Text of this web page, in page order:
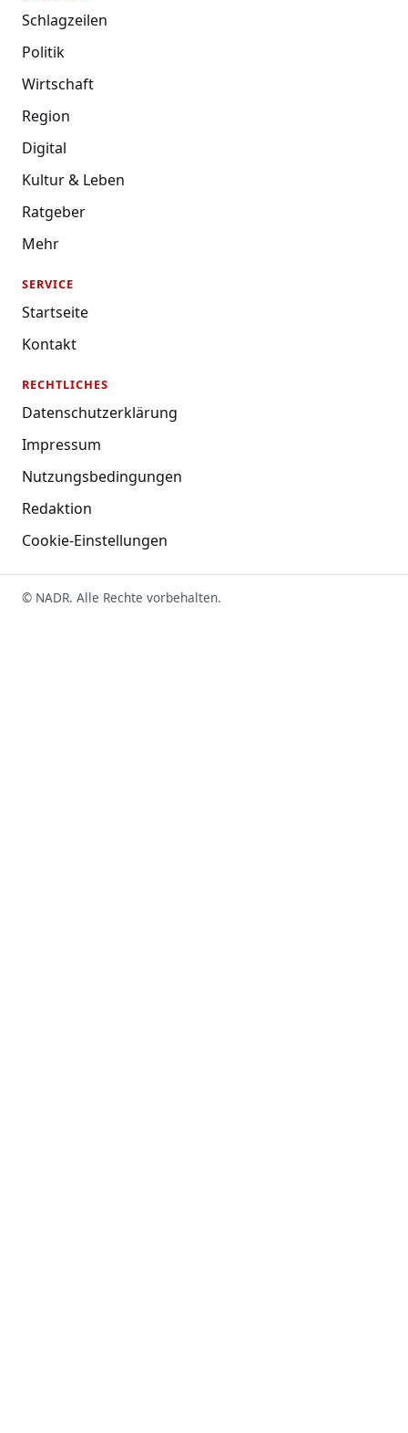
Schlagzeilen
Politik
Wirtschaft
Region
Digital
Kultur & Leben
Ratgeber
Mehr
SERVICE
Startseite
Kontakt
RECHTLICHES
Datenschutzerklärung
Impressum
Nutzungsbedingungen
Redaktion
Cookie-Einstellungen
© NADR. Alle Rechte vorbehalten.